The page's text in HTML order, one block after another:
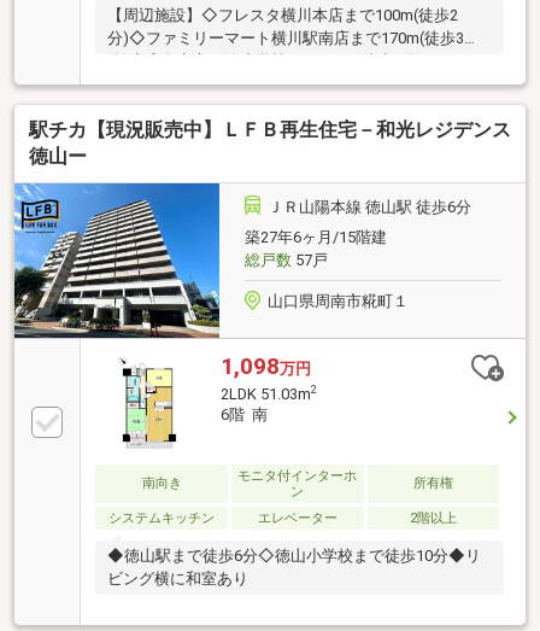
【周辺施設】◇フレスタ横川本店まで100m(徒歩2
分)◇ファミリーマート横川駅南店まで170m(徒歩3
駅チカ【現況販売中】ＬＦＢ再生住宅－和光レジデンス
徳山ー
ＪＲ山陽本線 徳山駅 徒歩6分
築27年6ヶ月/15階建
総戸数57戸
山口県周南市糀町１
1,098万円
2LDK 51.03m2
6階 南
南向き
モニタ付インターホ
ン
所有権
システムキッチン エレベーター 2階以上
◆徳山駅まで徒歩6分◇徳山小学校まで徒歩10分◆リ
ビング横に和室あり